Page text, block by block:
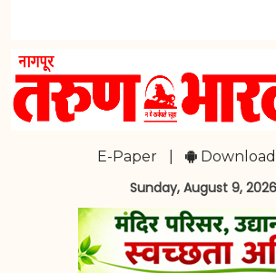
E-Paper
Sunday, August 9, 2026